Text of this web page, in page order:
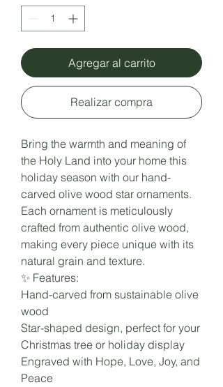
Agregar al carrito
Realizar compra
Bring the warmth and meaning of
the Holy Land into your home this
holiday season with our hand-
carved olive wood star ornaments.
Each ornament is meticulously
crafted from authentic olive wood,
making every piece unique with its
natural grain and texture.
✨ Features:
Hand-carved from sustainable olive
wood
Star-shaped design, perfect for your
Christmas tree or holiday display
Engraved with Hope, Love, Joy, and
Peace